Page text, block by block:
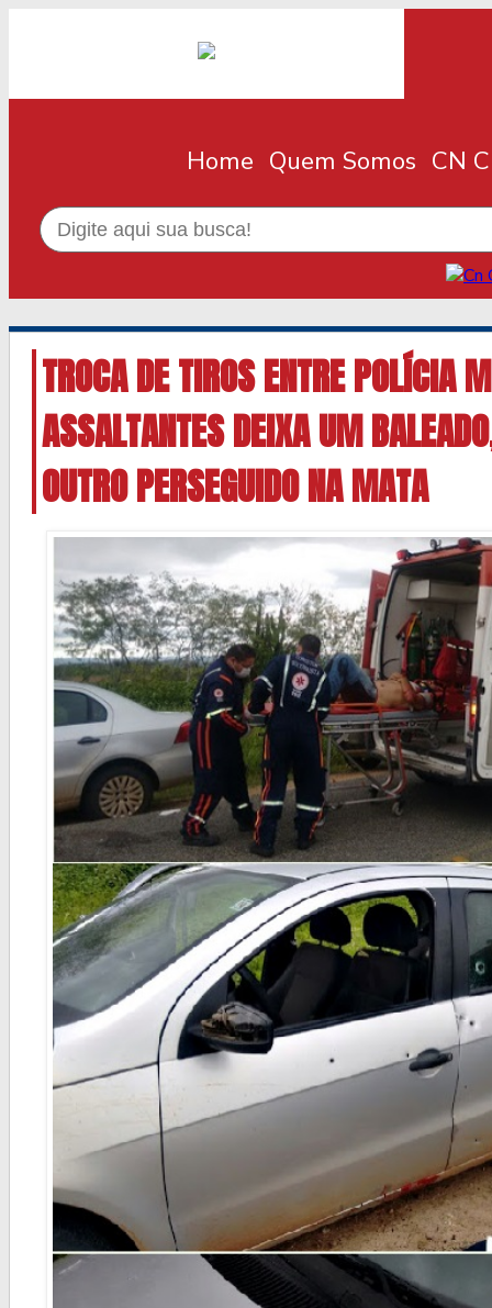
Home Quem Somos CN
TROCA DE TIROS ENTRE POLÍCIA
ASSALTANTES DEIXA UM
OUTRO PERSEGUIDO NA MATA